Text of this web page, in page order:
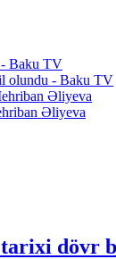
- Baku TV
olundu - Baku TV
Əliyeva
Əliyeva
dövr